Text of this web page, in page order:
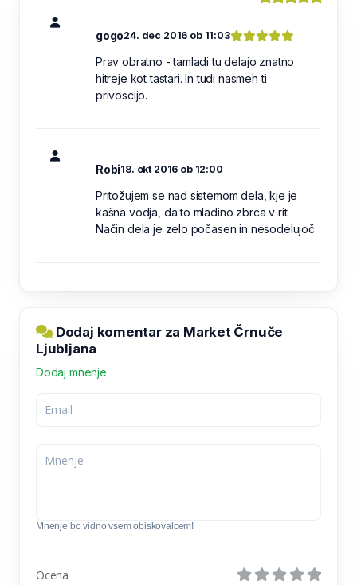
gogo24. dec 2016 ob 11:03
Prav obratno - tamladi tu delajo znatno
hitreje kot tastari. In tudi nasmeh ti
privoscijo.
Robi18. okt 2016 ob 12:00
Pritožujem se nad sistemom dela, kje je
kašna vodja, da to mladino zbrca v rit.
Način dela je zelo počasen in nesodelujoč
Dodaj komentar za Market Črnuče
Ljubljana
Dodaj mnenje
Mnenje bo vidno vsem obiskovalcem!
Ocena